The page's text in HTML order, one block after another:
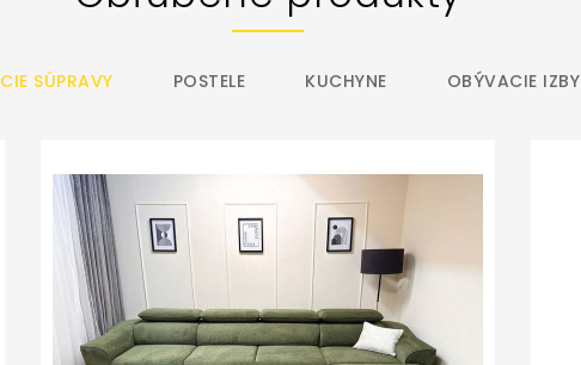
SÚPRAVY POSTELE KUCHYNE OBÝVACIE IZBY